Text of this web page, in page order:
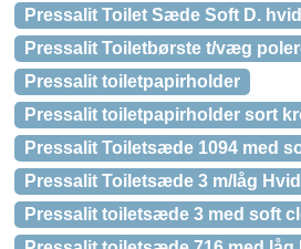
Pressalit Toilet Sæde Soft D.
Pressalit Toiletbørste t/væg
Pressalit toiletpapirholder
Pressalit toiletpapirholder sort
Pressalit Toiletsæde 1094 med
Pressalit Toiletsæde 3 m/låg
Pressalit toiletsæde 3 med soft